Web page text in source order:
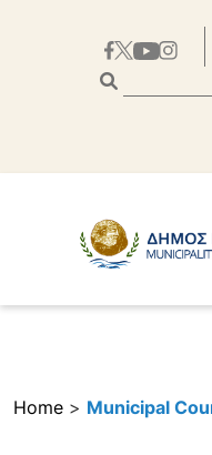
Home > Municipal